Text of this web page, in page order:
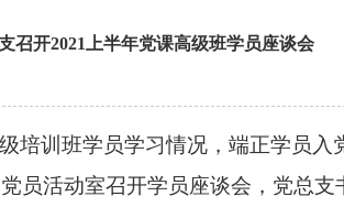
召开2021上半年党课高级班学员座谈会
培训班学员学习情况，端正学员入
党员活动室召开学员座谈会，党总支